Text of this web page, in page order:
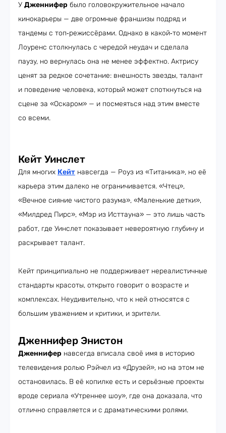
У Дженнифер было головокружительное начало
кинокарьеры — две огромные франшизы подряд и
тандемы с топ‑режиссёрами. Однако в какой‑то момент
Лоуренс столкнулась с чередой неудач и сделала
паузу, но вернулась она не менее эффектно. Актрису
ценят за редкое сочетание: внешность звезды, талант
и поведение человека, который может споткнуться на
сцене за «Оскаром» — и посмеяться над этим вместе
со всеми.
Кейт Уинслет
Для многих Кейт навсегда — Роуз из «Титаника», но её
карьера этим далеко не ограничивается. «Чтец»,
«Вечное сияние чистого разума», «Маленькие детки»,
«Милдред Пирс», «Мэр из Исттауна» — это лишь часть
работ, где Уинслет показывает невероятную глубину и
раскрывает талант.
Кейт принципиально не поддерживает нереалистичные
стандарты красоты, открыто говорит о возрасте и
комплексах. Неудивительно, что к ней относятся с
большим уважением и критики, и зрители.
Дженнифер Энистон
Дженнифер навсегда вписала своё имя в историю
телевидения ролью Рэйчел из «Друзей», но на этом не
остановилась. В её копилке есть и серьёзные проекты
вроде сериала «Утреннее шоу», где она доказала, что
отлично справляется и с драматическими ролями.